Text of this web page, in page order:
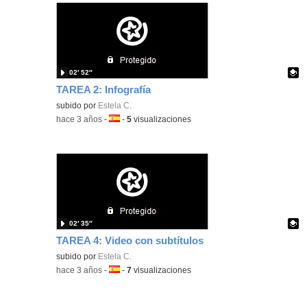
TAREA 2: Infografía
Contenido educativo.
subido por Estela C.
02′ 52″
-hace 3 años -Idioma:
-5 visualizaciones
TAREA 4: Video con subtítulos
Contenido educativo.
subido por Estela C.
02′ 35″
-hace 3 años -Idioma:
-7 visualizaciones